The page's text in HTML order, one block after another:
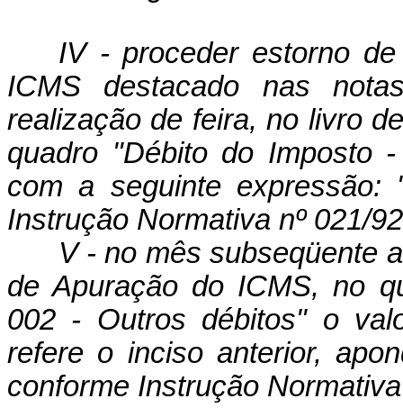
IV - proceder estorno
ICMS destacado nas
realização de feira, no livro
quadro "Débito do Imposto
com a seguinte expressão:
Instrução Normativa nº 021/
V - no mês subseqüente
de Apuração do ICMS, no
002 - Outros débitos" o
refere o inciso anterior,
conforme Instrução